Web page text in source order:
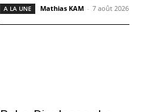
A LA UNE Mathias KAM - 7 août 2026